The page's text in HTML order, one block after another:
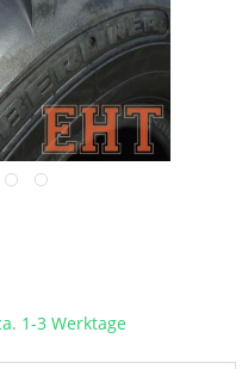
1-3 Werktage